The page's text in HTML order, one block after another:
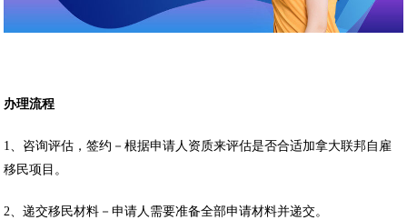
办理流程
1、咨询评估，签约－根据申请人资质来评估是否合适加拿大联邦自雇
移民项目。
2、递交移民材料－申请人需要准备全部申请材料并递交。